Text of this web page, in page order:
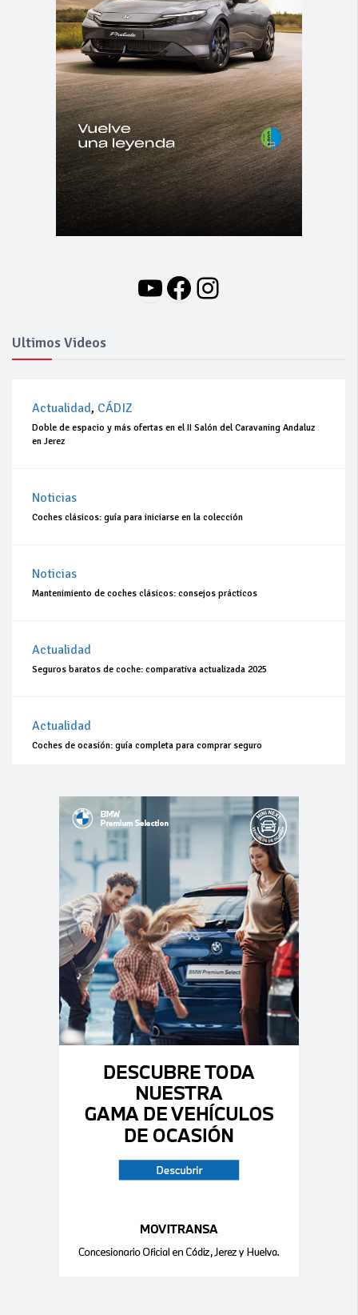
YouTube
Facebook
Instagram
Ultimos Videos
Actualidad, CÁDIZ
Doble de espacio y más ofertas en el II Salón del Caravaning Andaluz
en Jerez
Noticias
Coches clásicos: guía para iniciarse en la colección
Noticias
Mantenimiento de coches clásicos: consejos prácticos
Actualidad
Seguros baratos de coche: comparativa actualizada 2025
Actualidad
Coches de ocasión: guía completa para comprar seguro